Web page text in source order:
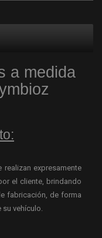
a medida
expresamente
el cliente, brindando
fabricación, de forma
su vehículo.